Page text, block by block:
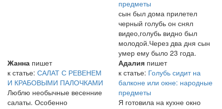
предметы
сын был дома прилетел
черный голубь он снял
видео,голубь видно был
молодой.Через два дня сын
умер ему было 23 года.
Жанна пишет
к статье: САЛАТ С РЕВЕНЕМ
И КРАБОВЫМИ ПАЛОЧКАМИ
Люблю необычные весенние
салаты. Особенно
Адалия пишет
к статье: Голубь сидит на
балконе или окне: народные
предметы
Я готовила на кухне окно